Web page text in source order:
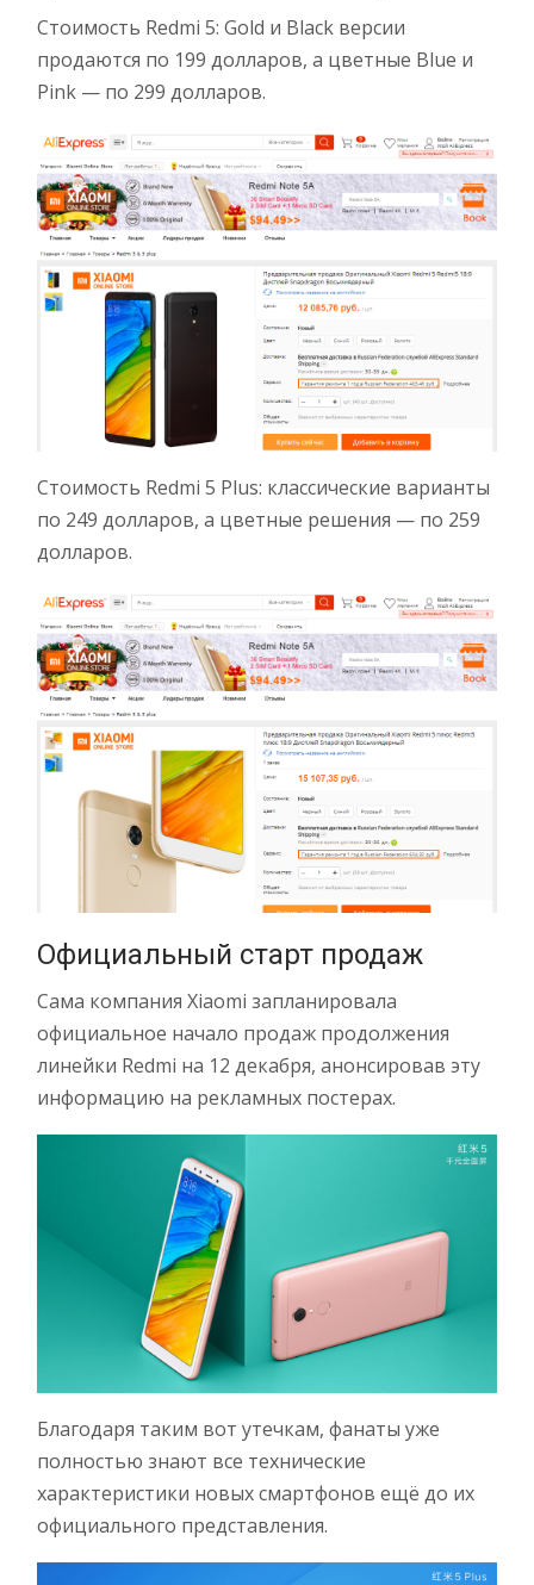
Стоимость Redmi 5: Gold и Black версии
продаются по 199 долларов, а цветные Blue и
Pink — по 299 долларов.
Стоимость Redmi 5 Plus: классические варианты
по 249 долларов, а цветные решения — по 259
долларов.
Официальный старт продаж
Сама компания Xiaomi запланировала
официальное начало продаж продолжения
линейки Redmi на 12 декабря, анонсировав эту
информацию на рекламных постерах.
Благодаря таким вот утечкам, фанаты уже
полностью знают все технические
характеристики новых смартфонов ещё до их
официального представления.